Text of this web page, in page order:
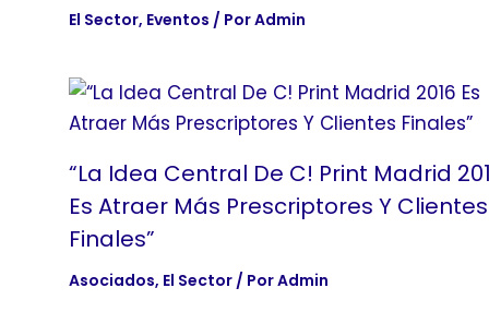
El Sector, Eventos / PorAdmin
“La Idea Central De C! Print Madrid
Es Atraer Más Prescriptores Y Clientes
Finales”
Asociados, El Sector/ PorAdmin